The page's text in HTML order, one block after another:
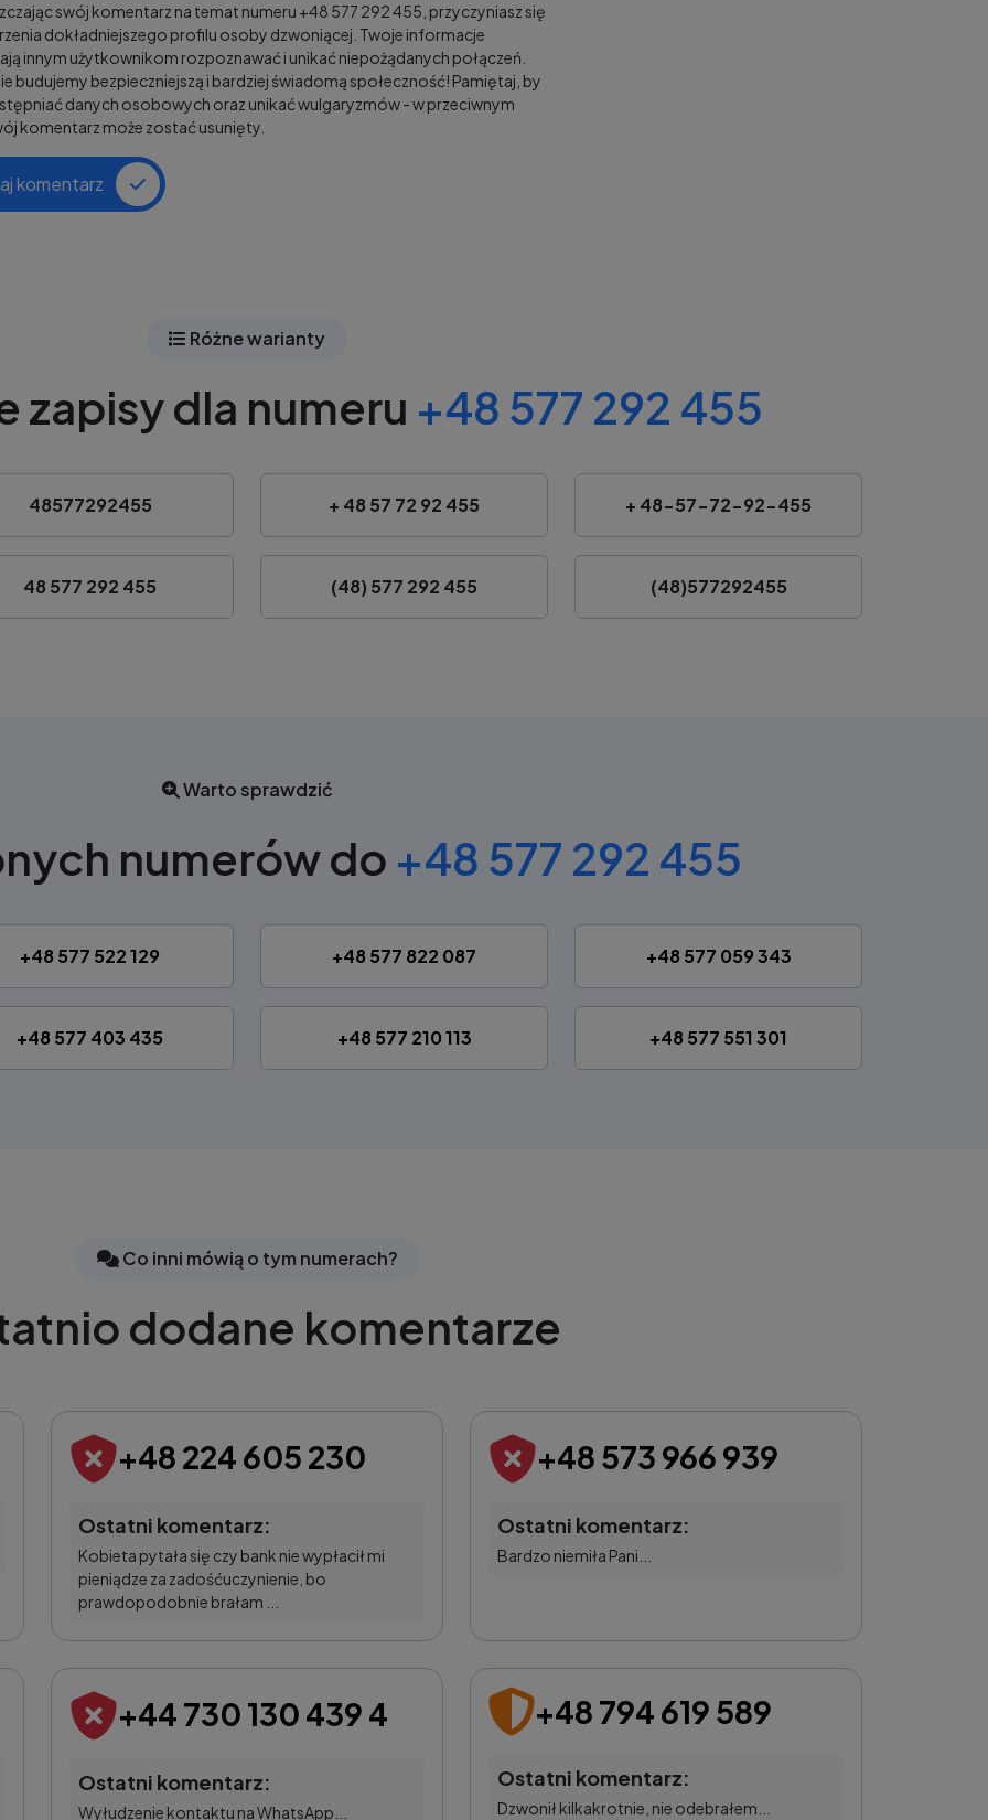
swój komentarz na temat numeru +48 577 292 455, przyczyniasz się
dokładniejszego profilu osoby dzwoniącej. Twoje informacje
innym użytkownikom rozpoznawać i unikać niepożądanych połączeń.
budujemy bezpieczniejszą i bardziej świadomą społeczność! Pamiętaj, by
danych osobowych oraz unikać wulgaryzmów - w przeciwnym
komentarz może zostać usunięty.
komentarz
Różne warianty
zapisy dla numeru +48 577 292 455
48577292455 + 48 57 72 92 455 + 48-57-72-92-455
48 577 292 455 (48) 577 292 455 (48)577292455
Warto sprawdzić
numerów do +48 577 292 455
+48 577 522 129 +48 577 822 087 +48 577 059 343
+48 577 403 435 +48 577 210 113 +48 577 551 301
Co inni mówią o tym numerach?
dodane komentarze
+48 224 605 230
Ostatni komentarz:
Kobieta pytała się czy bank nie wypłacił mi
pieniądze za zadośćuczynienie, bo
prawdopodobnie brałam ...
+48 573 966 939
Ostatni komentarz:
Bardzo niemiła Pani...
+44 730 130 439 4
Ostatni komentarz:
Wyłudzenie kontaktu na WhatsApp...
+48 794 619 589
Ostatni komentarz:
Dzwonił kilkakrotnie, nie odebrałem...